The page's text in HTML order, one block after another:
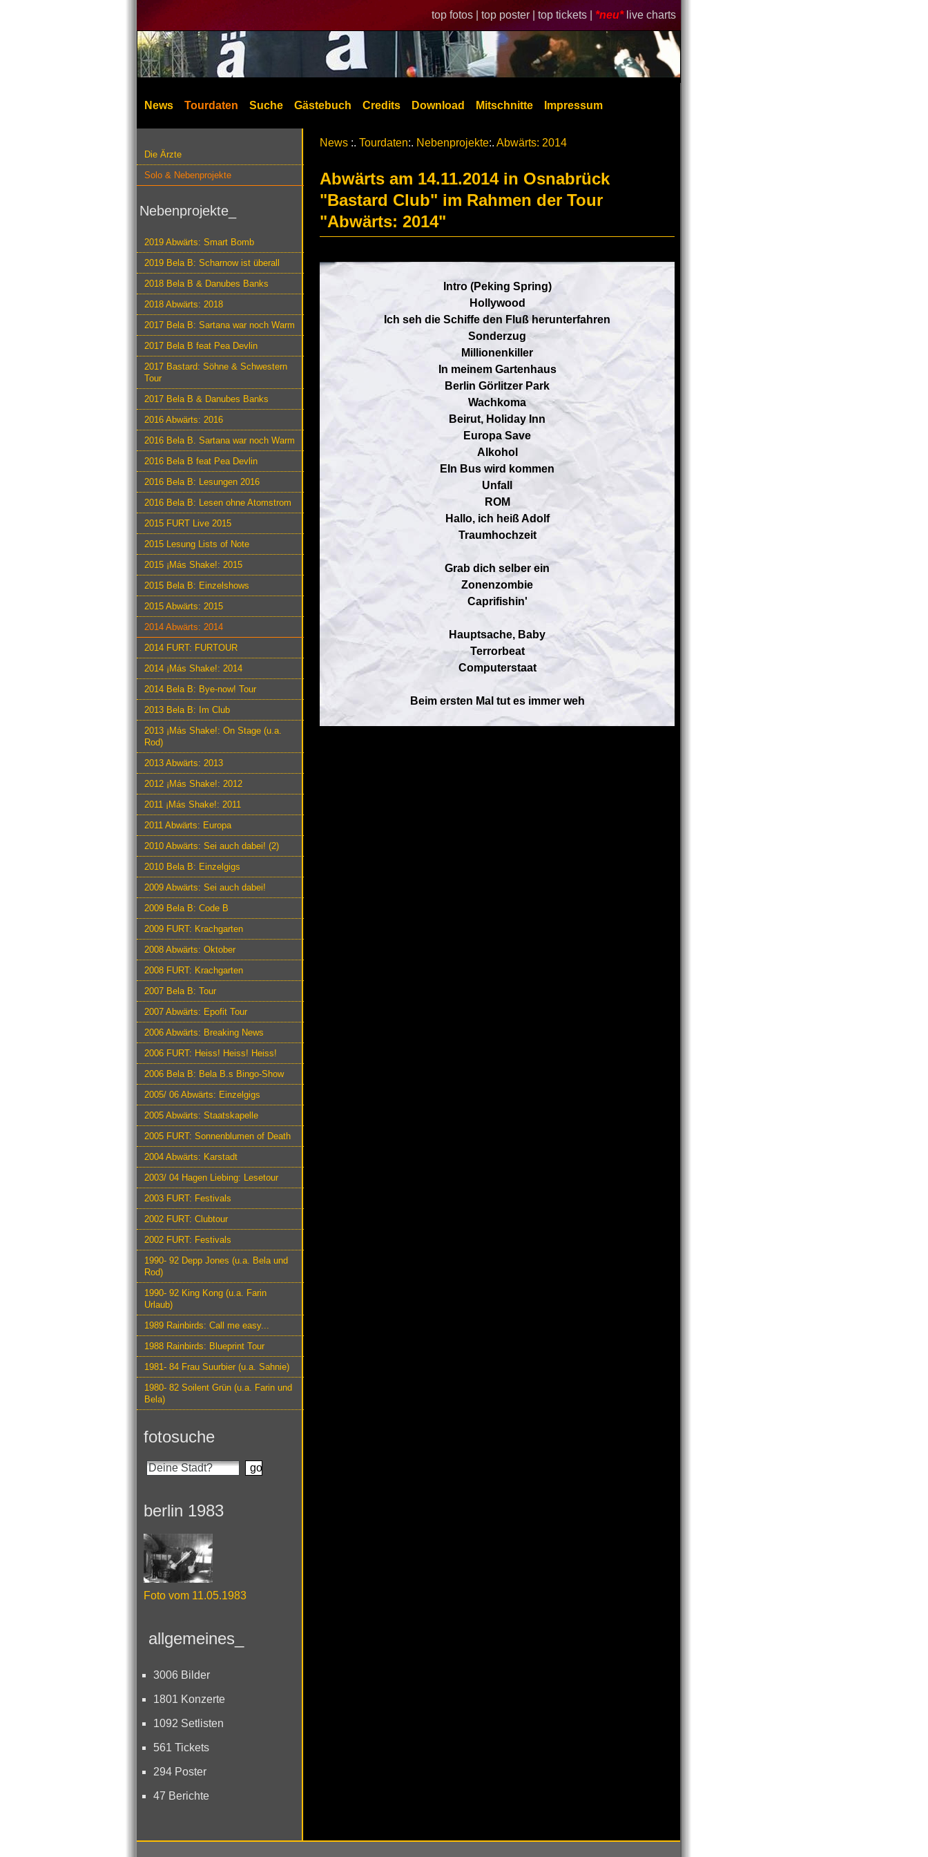
top fotos | top poster | top tickets | *neu* live charts
News Tourdaten Suche Gästebuch Credits Download Mitschnitte Impressum
Die Ärzte
Solo & Nebenprojekte
Nebenprojekte_
2019 Abwärts: Smart Bomb
2019 Bela B: Scharnow ist überall
2018 Bela B & Danubes Banks
2018 Abwärts: 2018
2017 Bela B: Sartana war noch Warm
2017 Bela B feat Pea Devlin
2017 Bastard: Söhne & Schwestern
Tour
2017 Bela B & Danubes Banks
2016 Abwärts: 2016
2016 Bela B. Sartana war noch Warm
2016 Bela B feat Pea Devlin
2016 Bela B: Lesungen 2016
2016 Bela B: Lesen ohne Atomstrom
2015 FURT Live 2015
2015 Lesung Lists of Note
2015 ¡Más Shake!: 2015
2015 Bela B: Einzelshows
2015 Abwärts: 2015
2014 Abwärts: 2014
2014 FURT: FURTOUR
2014 ¡Más Shake!: 2014
2014 Bela B: Bye-now! Tour
2013 Bela B: Im Club
2013 ¡Más Shake!: On Stage (u.a.
Rod)
2013 Abwärts: 2013
2012 ¡Más Shake!: 2012
2011 ¡Más Shake!: 2011
2011 Abwärts: Europa
2010 Abwärts: Sei auch dabei! (2)
2010 Bela B: Einzelgigs
2009 Abwärts: Sei auch dabei!
2009 Bela B: Code B
2009 FURT: Krachgarten
2008 Abwärts: Oktober
2008 FURT: Krachgarten
2007 Bela B: Tour
2007 Abwärts: Epofit Tour
2006 Abwärts: Breaking News
2006 FURT: Heiss! Heiss! Heiss!
2006 Bela B: Bela B.s Bingo-Show
2005/ 06 Abwärts: Einzelgigs
2005 Abwärts: Staatskapelle
2005 FURT: Sonnenblumen of Death
2004 Abwärts: Karstadt
2003/ 04 Hagen Liebing: Lesetour
2003 FURT: Festivals
2002 FURT: Clubtour
2002 FURT: Festivals
1990- 92 Depp Jones (u.a. Bela und
Rod)
1990- 92 King Kong (u.a. Farin
Urlaub)
1989 Rainbirds: Call me easy...
1988 Rainbirds: Blueprint Tour
1981- 84 Frau Suurbier (u.a. Sahnie)
1980- 82 Soilent Grün (u.a. Farin und
Bela)
fotosuche
berlin 1983
Foto vom 11.05.1983
allgemeines_
3006 Bilder
1801 Konzerte
1092 Setlisten
561 Tickets
294 Poster
47 Berichte
News :. Tourdaten:. Nebenprojekte:. Abwärts: 2014
Abwärts am 14.11.2014 in Osnabrück
"Bastard Club" im Rahmen der Tour
"Abwärts: 2014"
Intro (Peking Spring)
Hollywood
Ich seh die Schiffe den Fluß herunterfahren
Sonderzug
Millionenkiller
In meinem Gartenhaus
Berlin Görlitzer Park
Wachkoma
Beirut, Holiday Inn
Europa Save
Alkohol
EIn Bus wird kommen
Unfall
ROM
Hallo, ich heiß Adolf
Traumhochzeit
Grab dich selber ein
Zonenzombie
Caprifishin'
Hauptsache, Baby
Terrorbeat
Computerstaat
Beim ersten Mal tut es immer weh